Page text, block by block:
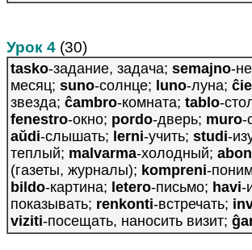
Урок 4 (30)
tasko-задание, задача; semajno-
месяц; suno-солнце; luno-луна;
звезда; ĉambro-комната; tablo-
fenestro-окно; pordo-дверь; muro-
aŭdi-слышать; lerni-учить; studi-
теплый; malvarma-холодный;
(газеты, журналы); kompreni-
bildo-картина; letero-письмо; havi-
показывать; renkonti-встречать;
viziti-посещать, наносить визит;